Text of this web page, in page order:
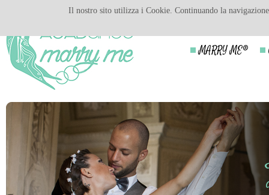
MARRY ME®
Il nostro sito utilizza i Cookie. Continuando la